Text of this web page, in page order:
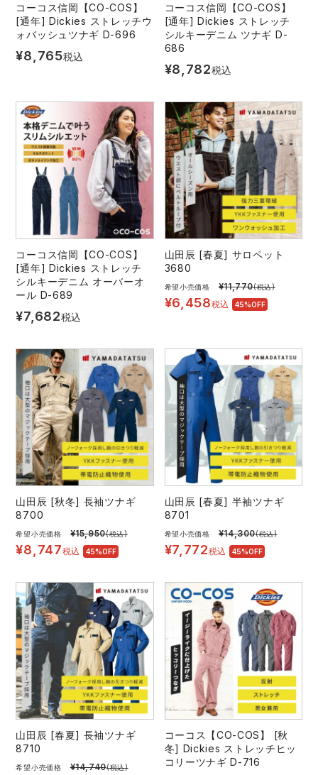
コーコス信岡【CO-COS】
[通年] Dickies ストレッチウ
ォバッシュツナギ D-696
¥8,765税込
コーコス信岡【CO-COS】
[通年] Dickies ストレッチ
シルキーデニム ツナギ D-
686
¥8,782税込
コーコス信岡【CO-COS】
[通年] Dickies ストレッチ
シルキーデニム オーバーオ
ール D-689
¥7,682税込
山田辰 [春夏] サロペット
3680
希望小売価格 ¥11,770(税込)
¥6,458税込 45%OFF
山田辰 [秋冬] 長袖ツナギ
8700
希望小売価格 ¥15,950(税込)
¥8,747税込 45%OFF
山田辰 [春夏] 半袖ツナギ
8701
希望小売価格 ¥14,300(税込)
¥7,772税込 45%OFF
山田辰 [春夏] 長袖ツナギ
8710
希望小売価格 ¥14,740(税込)
コーコス【CO-COS】 [秋
冬] Dickies ストレッチヒッ
コリーツナギ D-716